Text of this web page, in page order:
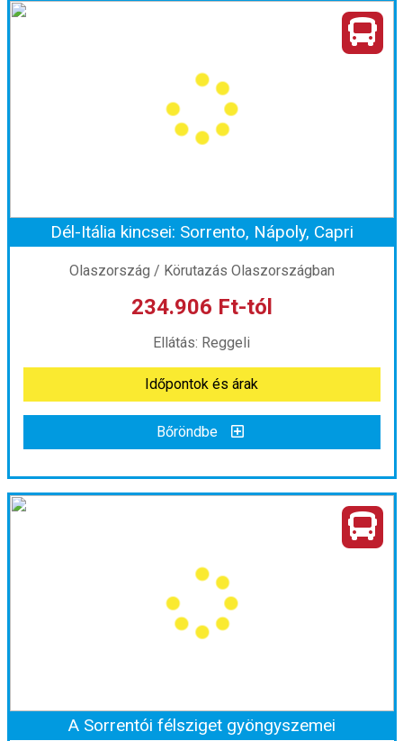
Dél-Itália kincsei: Sorrento, Nápoly, Capri
Olaszország / Körutazás Olaszországban
234.906 Ft-tól
Ellátás: Reggeli
Időpontok és árak
Bőröndbe
Dél-Itália kincsei: Sorrento, Nápoly, Capri
Körutazás Olaszországban
Utazás módja:Busszal
Ellátás:
Reggeli
Szálláskategória:Program szerint
szoba, 2 felnőtt
Időpont: 2026-08-15 | 7 éj
A Sorrentói félsziget gyöngyszemei